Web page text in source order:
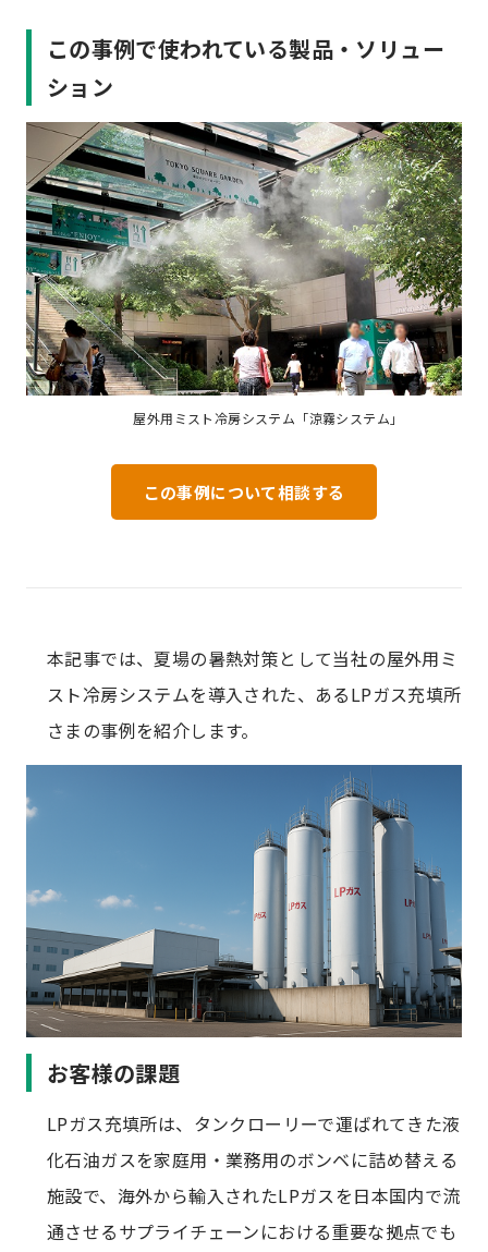
この事例で使われている製品・ソリュー
ション
屋外用ミスト冷房システム「涼霧システム」
この事例について相談する
本記事では、夏場の暑熱対策として当社の屋外用ミ
スト冷房システムを導入された、あるLPガス充填所
さまの事例を紹介します。
お客様の課題
LPガス充填所は、タンクローリーで運ばれてきた液
化石油ガスを家庭用・業務用のボンベに詰め替える
施設で、海外から輸入されたLPガスを日本国内で流
通させるサプライチェーンにおける重要な拠点でも